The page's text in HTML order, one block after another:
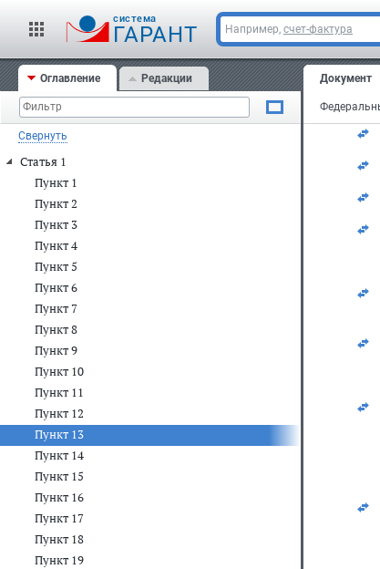
cистема
ГАРАНТ Например, счет-фактура
Оглавление Редакции
Свернуть
Статья 1
Пункт 1
Пункт 2
Пункт 3
Пункт 4
Пункт 5
Пункт 6
Пункт 7
Пункт 8
Пункт 9
Пункт 10
Пункт 11
Пункт 12
Пункт 13
Пункт 14
Пункт 15
Пункт 16
Пункт 17
Пункт 18
Пункт 19
Документ